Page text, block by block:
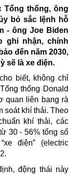
Tổng thống, ông
bỏ sắc lệnh hỗ
- ông Joe Biden
ghi nhận, chính
đến năm 2030,
sẽ là xe điện.
biết, không chỉ
Tổng thống Donald
quan liên bang rà
soát khí thải. Theo
khí thải,các
30- 56% tổng số
“xe điện”
(electric
.
động thái này